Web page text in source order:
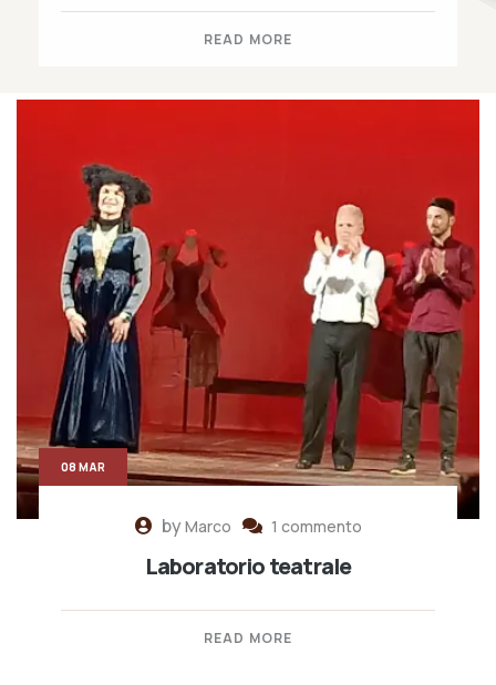
READ MORE
byMarco 1 commento
Laboratorio teatrale
READ MORE
08 MAR